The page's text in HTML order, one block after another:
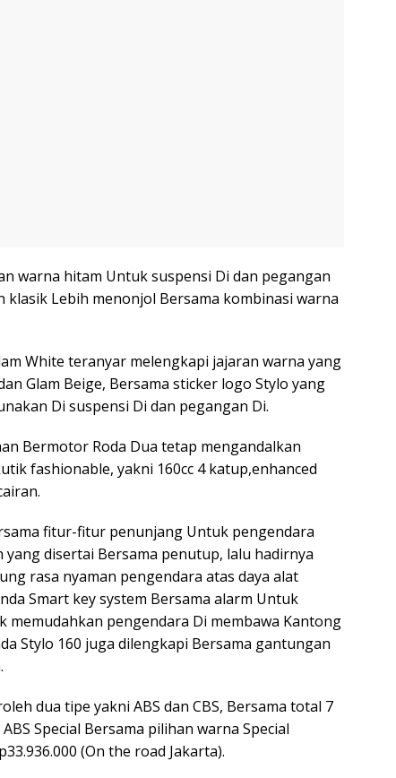
warna hitam Untuk suspensi Di dan pegangan
klasik Lebih menonjol Bersama kombinasi warna
White teranyar melengkapi jajaran warna yang
Glam Beige, Bersama sticker logo Stylo yang
Di suspensi Di dan pegangan Di.
Bermotor Roda Dua tetap mengandalkan
fashionable, yakni 160cc 4 katup,enhanced
fitur-fitur penunjang Untuk pengendara
disertai Bersama penutup, lalu hadirnya
rasa nyaman pengendara atas daya alat
Smart key system Bersama alarm Untuk
memudahkan pengendara Di membawa Kantong
Stylo 160 juga dilengkapi Bersama gantungan
dua tipe yakni ABS dan CBS, Bersama total 7
Special Bersama pilihan warna Special
(On the road Jakarta).